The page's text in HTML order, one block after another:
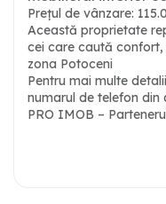
Prețul de vânzare:
Această proprietate
cei care caută
zona Potoceni
Pentru mai multe
numarul de telefon din
PRO IMOB –